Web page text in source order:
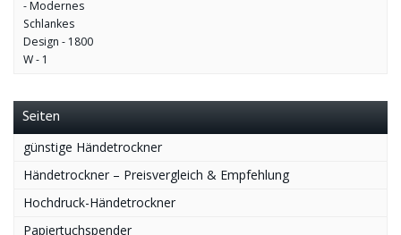
Seiten
günstige Händetrockner
Händetrockner – Preisvergleich & Empfehlung
Hochdruck-Händetrockner
Papiertuchspender